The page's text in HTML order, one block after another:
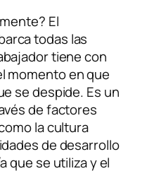
El
todas las
tiene con
momento en que
se despide. Es un
de factores
la cultura
de desarrollo
que se utiliza y el